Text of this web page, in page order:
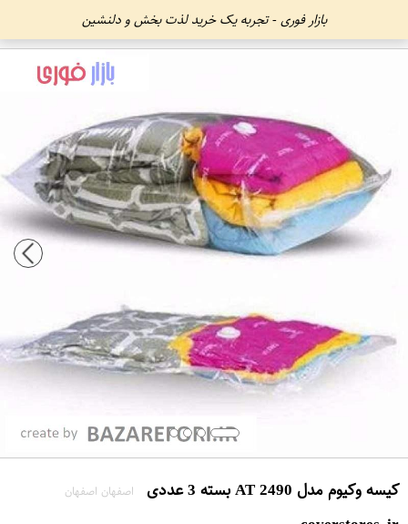
بازار فوری - تجربه یک خرید لذت بخش و دلنشین
کیسه وکیوم مدل AT 2490 بسته 3 عددی اصفهان اصفهان